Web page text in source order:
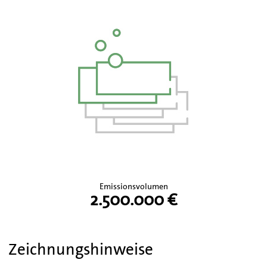
Emissionsvolumen
2.500.000 €
Zeichnungshinweise